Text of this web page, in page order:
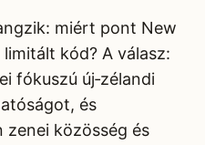
miért pont New
kód? A válasz:
fókuszú új‑zélandi
és
közösség és